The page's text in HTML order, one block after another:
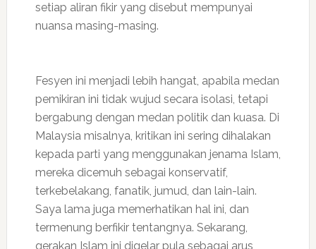
setiap aliran fikir yang disebut mempunyai
nuansa masing-masing.
Fesyen ini menjadi lebih hangat, apabila medan
pemikiran ini tidak wujud secara isolasi, tetapi
bergabung dengan medan politik dan kuasa. Di
Malaysia misalnya, kritikan ini sering dihalakan
kepada parti yang menggunakan jenama Islam,
mereka dicemuh sebagai konservatif,
terkebelakang, fanatik, jumud, dan lain-lain.
Saya lama juga memerhatikan hal ini, dan
termenung berfikir tentangnya. Sekarang,
gerakan Islam ini digelar pula sebagai arus